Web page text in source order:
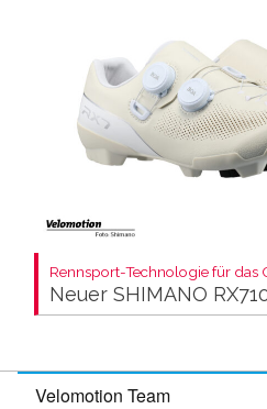
Rennsport-Technologie für das
Neuer SHIMANO
Velomotion Team